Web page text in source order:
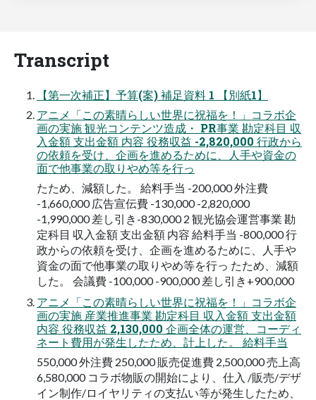
Transcript
【第一次補正】予算(案) 補足資料 1 【別紙1】
アニメ「この素晴らしい世界に祝福を！」コラボ企
画の実施 観光コンテンツ造成・ PR事業 勘定科目 収
入金額 支出金額 内容 役務収益 -2,820,000 行政から
の依頼を受け、企画を進めるために、人手や資金の
面で他事業の取りやめ等を行っ
たため、減額した。 給料手当 -200,000 外注費
-1,660,000 広告宣伝費 -130,000 -2,820,000
-1,990,000 差し引き-830,000 2 観光協会運営事業 勘
定科目 収入金額 支出金額 内容 給料手当 -800,000 行
政からの依頼を受け、企画を進めるために、人手や
資金の面で他事業の取りやめ等を行っ たため、減額
した。 会議費 -100,000 -900,000 差し引き+900,000
アニメ「この素晴らしい世界に祝福を！」コラボ企
画の実施 産業推進事業 勘定科目 収入金額 支出金額
内容 役務収益 2,130,000 企画全体の運営、コーディ
ネート費用が発生したため、計上した。 給料手当
550,000 外注費 250,000 販売促進費 2,500,000 売上高
6,580,000 コラボ物販の開始により、仕入 /販売/デザ
イン制作/ロイヤリティの支払い等が発生したため、